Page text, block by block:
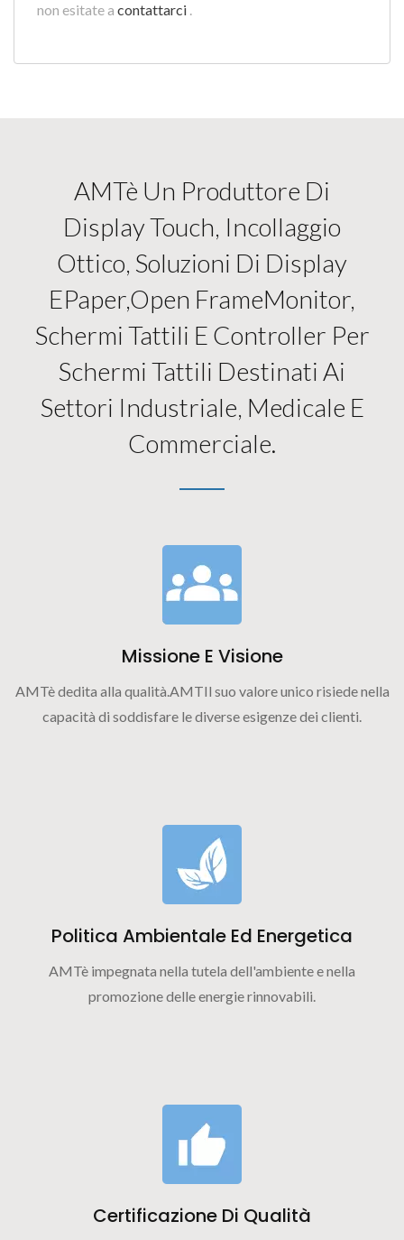
non esitate a contattarci
AMTè Un Produttore Di
Display Touch, Incollaggio
Ottico, Soluzioni Di Display
EPaper,open FrameMonitor,
Schermi Tattili E Controller Per
Schermi Tattili Destinati Ai
Settori Industriale, Medicale E
Commerciale.
Missione E Visione
AMTè dedita alla qualità.AMTIl suo valore unico risiede nella
capacità di soddisfare le diverse esigenze dei clienti.
Politica Ambientale Ed Energetica
AMTè impegnata nella tutela dell'ambiente e nella
promozione delle energie rinnovabili.
Certificazione Di Qualità